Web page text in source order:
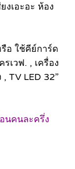
งเอะอะ ห้อง
อ ใช้คีย์การ์ด
เวฟ. , เครื่อง
TV LED 32”
นคนละครึ่ง